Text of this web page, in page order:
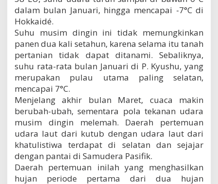
dalam bulan Januari, hingga mencapai -7°C di
Hokkaidé.
Suhu musim dingin ini tidak memungkinkan
panen dua kali setahun, karena selama itu tanah
pertanian tidak dapat ditanami. Sebaliknya,
suhu rata-rata bulan Januari di P. Kyushu, yang
merupakan pulau utama paling selatan,
mencapai 7°C.
Menjelang akhir bulan Maret, cuaca makin
berubah-ubah, sementara pola tekanan udara
musim dingin melemah. Daerah pertemuan
udara laut dari kutub dengan udara laut dari
khatulistiwa terdapat di selatan dan sejajar
dengan pantai di Samudera Pasifik.
Daerah pertemuan inilah yang menghasilkan
hujan periode pertama dari dua hujan